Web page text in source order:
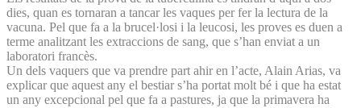
dies, quan es tornaran a tancar les vaques per fer la lectura de la
vacuna. Pel que fa a la brucel·losi i la leucosi, les proves es duen a
terme analitzant les extraccions de sang, que s’han enviat a un
laboratori francès.
Un dels vaquers que va prendre part ahir en l’acte, Alain Arias, va
explicar que aquest any el bestiar s’ha portat molt bé i que ha estat
un any excepcional pel que fa a pastures, ja que la primavera ha